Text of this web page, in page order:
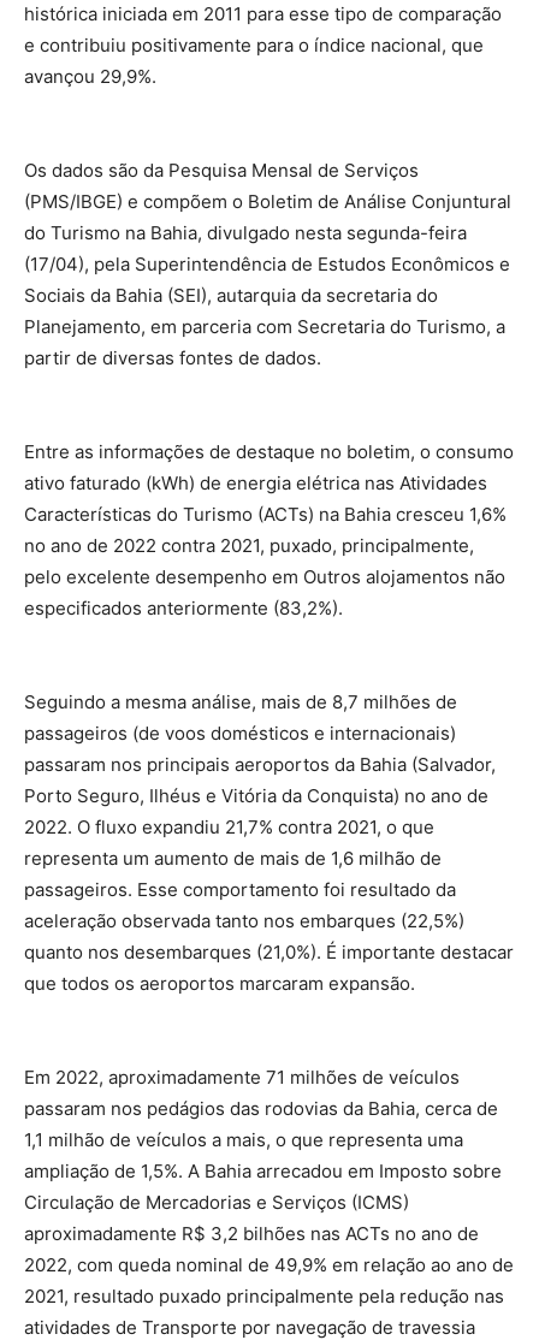
histórica iniciada em 2011 para esse tipo de comparação
e contribuiu positivamente para o índice nacional, que
avançou 29,9%.
Os dados são da Pesquisa Mensal de Serviços
(PMS/IBGE) e compõem o Boletim de Análise Conjuntural
do Turismo na Bahia, divulgado nesta segunda-feira
(17/04), pela Superintendência de Estudos Econômicos e
Sociais da Bahia (SEI), autarquia da secretaria do
Planejamento, em parceria com Secretaria do Turismo, a
partir de diversas fontes de dados.
Entre as informações de destaque no boletim, o consumo
ativo faturado (kWh) de energia elétrica nas Atividades
Características do Turismo (ACTs) na Bahia cresceu 1,6%
no ano de 2022 contra 2021, puxado, principalmente,
pelo excelente desempenho em Outros alojamentos não
especificados anteriormente (83,2%).
Seguindo a mesma análise, mais de 8,7 milhões de
passageiros (de voos domésticos e internacionais)
passaram nos principais aeroportos da Bahia (Salvador,
Porto Seguro, Ilhéus e Vitória da Conquista) no ano de
2022. O fluxo expandiu 21,7% contra 2021, o que
representa um aumento de mais de 1,6 milhão de
passageiros. Esse comportamento foi resultado da
aceleração observada tanto nos embarques (22,5%)
quanto nos desembarques (21,0%). É importante destacar
que todos os aeroportos marcaram expansão.
Em 2022, aproximadamente 71 milhões de veículos
passaram nos pedágios das rodovias da Bahia, cerca de
1,1 milhão de veículos a mais, o que representa uma
ampliação de 1,5%. A Bahia arrecadou em Imposto sobre
Circulação de Mercadorias e Serviços (ICMS)
aproximadamente R$ 3,2 bilhões nas ACTs no ano de
2022, com queda nominal de 49,9% em relação ao ano de
2021, resultado puxado principalmente pela redução nas
atividades de Transporte por navegação de travessia